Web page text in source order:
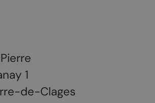
1
de-Clages